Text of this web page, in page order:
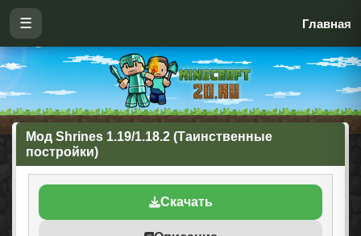
☰ Главная
Мод Shrines 1.19/1.18.2 (Таинственные
постройки)
Скачать